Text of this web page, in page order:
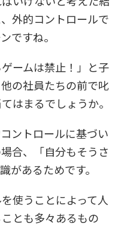
外的コントロールで
ですね。
ームは禁止！」と子
の社員たちの前で叱
はまるでしょうか。
ントロールに基づい
合、「自分もそうさ
があるためです。
使うことによって人
とも多々あるもの